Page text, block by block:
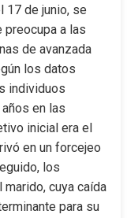
17 de junio, se
preocupa a las
de avanzada
los datos
individuos
en las
inicial era el
en un forcejeo
los
cuya caída
para su